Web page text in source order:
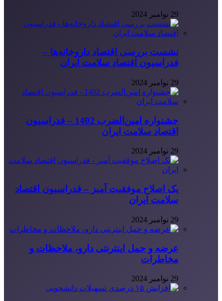
29 نوامبر 2024
نشست بررسی اقتصاد داروخانه‌ها –
فدراسیون اقتصاد سلامت ایران
29 نوامبر 2024
جشنواره امین‌الضرب 1402 – فدراسیون
اقتصاد سلامت ایران
29 نوامبر 2024
یک اصلاح موفقیت آمیز – فدراسیون اقتصاد
سلامت ایران
29 نوامبر 2024
عرضه و حمل اینترنتی دارو، ملاحظات و
مخاطرات
29 نوامبر 2024